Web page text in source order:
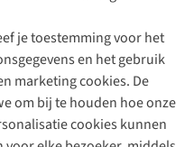
je toestemming voor het
en het gebruik
marketing cookies. De
om bij te houden hoe onze
cookies kunnen